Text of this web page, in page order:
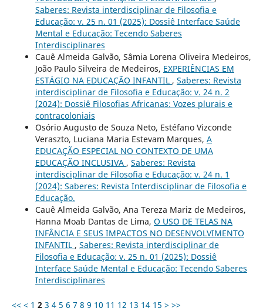
Saberes: Revista interdisciplinar de Filosofia e
Educação: v. 25 n. 01 (2025): Dossiê Interface Saúde
Mental e Educação: Tecendo Saberes
Interdisciplinares
Cauê Almeida Galvão, Sâmia Lorena Oliveira Medeiros,
João Paulo Silveira de Medeiros, EXPERIÊNCIAS EM
ESTÁGIO NA EDUCAÇÃO INFANTIL , Saberes: Revista
interdisciplinar de Filosofia e Educação: v. 24 n. 2
(2024): Dossiê Filosofias Africanas: Vozes plurais e
contracoloniais
Osório Augusto de Souza Neto, Estéfano Vizconde
Veraszto, Luciana Maria Estevam Marques, A
EDUCAÇÃO ESPECIAL NO CONTEXTO DE UMA
EDUCAÇÃO INCLUSIVA , Saberes: Revista
interdisciplinar de Filosofia e Educação: v. 24 n. 1
(2024): Saberes: Revista Interdisciplinar de Filosofia e
Educação.
Cauê Almeida Galvão, Ana Tereza Mariz de Medeiros,
Hanna Moab Dantas de Lima, O USO DE TELAS NA
INFÂNCIA E SEUS IMPACTOS NO DESENVOLVIMENTO
INFANTIL , Saberes: Revista interdisciplinar de
Filosofia e Educação: v. 25 n. 01 (2025): Dossiê
Interface Saúde Mental e Educação: Tecendo Saberes
Interdisciplinares
<< < 1 2 3 4 5 6 7 8 9 10 11 12 13 14 15 > >>